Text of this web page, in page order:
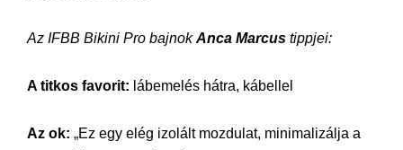
Az IFBB Bikini Pro bajnokAnca Marcus tippjei:
A titkos favorit: lábemelés hátra, kábellel
Az ok: „Ez egy elég izolált mozdulat, minimalizálja a